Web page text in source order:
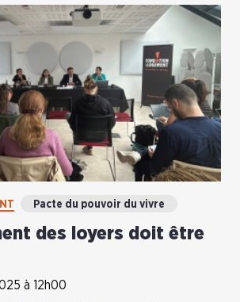
Pacte du pouvoir du vivre
des loyers doit être
à 12h00